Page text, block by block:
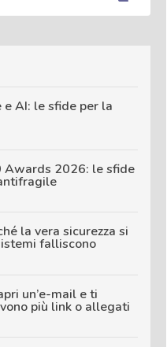
AI: le sfide per la
Awards 2026: le sfide
la vera sicurezza si
falliscono
un’e-mail e ti
più link o allegati